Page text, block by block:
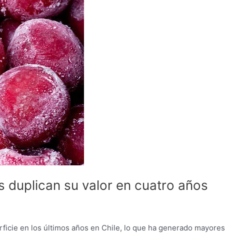
duplican su valor en cuatro años
en los últimos años en Chile, lo que ha generado mayores